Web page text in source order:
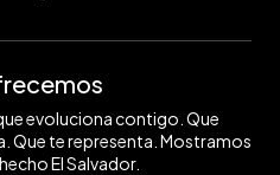
evoluciona contigo. Que
Que te representa. Mostramos
El Salvador.